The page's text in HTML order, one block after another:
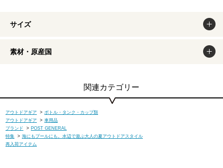
サイズ
素材・原産国
関連カテゴリー
アウトドアギア > ボトル・タンク・カップ類
アウトドアギア > 車用品
ブランド
> POST GENERAL
特集 > 海にもプールにも。水辺で遊ぶ大人の夏アウトドアスタイル
再入荷アイテム